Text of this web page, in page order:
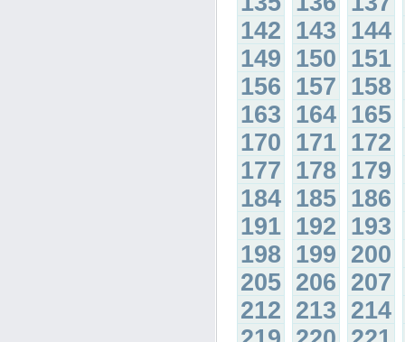
142 143 144
149 150 151
156 157 158
163 164 165
170 171 172
177 178 179
184 185 186
191 192 193
198 199 200
205 206 207
212 213 214